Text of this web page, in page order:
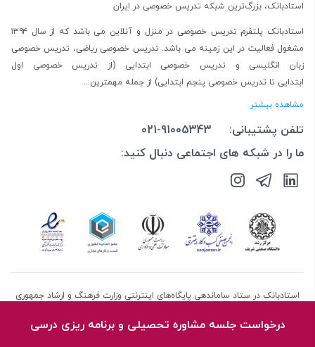
استادبانک، بزرگ‌ترین شبکه تدریس خصوصی در ایران
استادبانک پلتفرم تدریس خصوصی در منزل و آنلاین
می باشد که از سال ۱۳۹۴
مشغول فعالیت در این زمینه می باشد.تدریس خصوصی ریاضی، تدریس خصوصی
زبان انگلیسی و تدریس خصوصی ابتدایی (از
تدریس خصوصی اول
ابتدایی تا تدریس خصوصی پنجم ابتدایی) از جمله مهمترین...
مشاهده بیشتر
تلفن پشتیبانی:
021-91005343
ما را در شبکه های اجتماعی دنبال کنید:
استادبانک در ستاد ساماندهی پایگاه‌های اینترنتی وزارت فرهنگ و ارشاد جمهوری
می‌باشد.کلیه حقوق این سایت متعلق به گروه استادبانک می‌باشد.
درخواست جلسه مشاوره تحصیلی و برنامه ریزی درسی